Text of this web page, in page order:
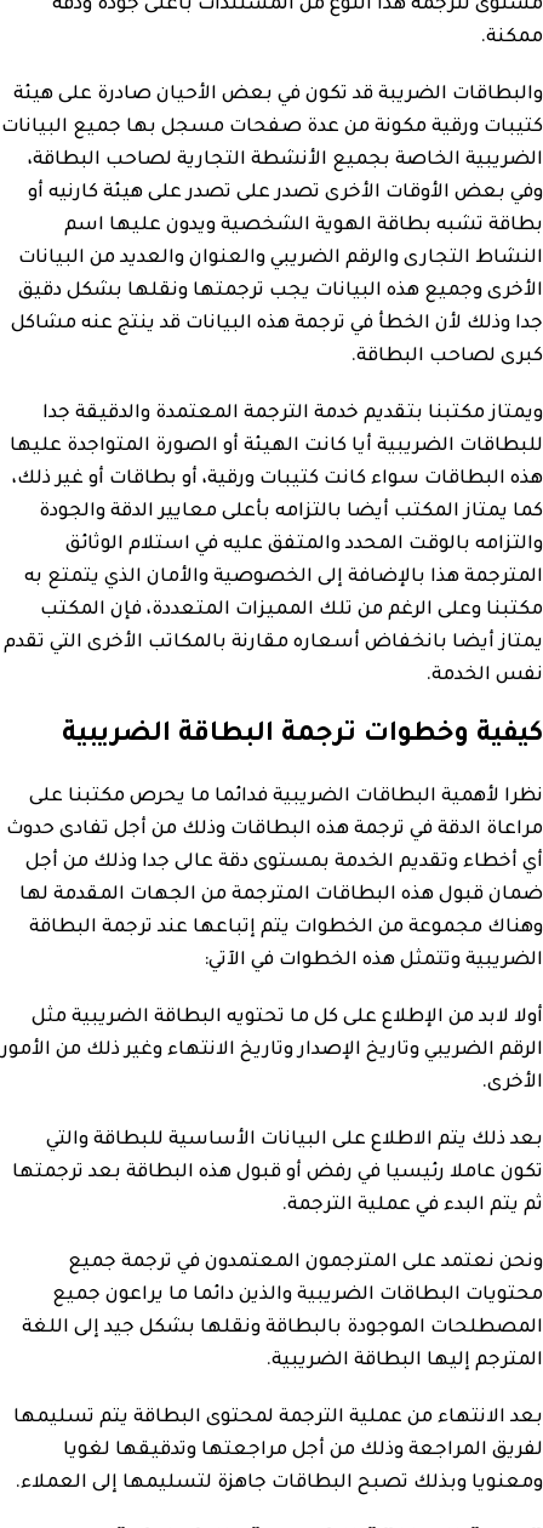
مستوى لترجمة هذا النوع من المستندات بأعلى جودة ودقة
ممكنة.
والبطاقات الضريبة قد تكون في بعض الأحيان صادرة على هيئة
كتيبات ورقية مكونة من عدة صفحات مسجل بها جميع البيانات
الضريبية الخاصة بجميع الأنشطة التجارية لصاحب البطاقة،
وفي بعض الأوقات الأخرى تصدر على تصدر على هيئة كارنيه أو
بطاقة تشبه بطاقة الهوية الشخصية ويدون عليها اسم
النشاط التجارى والرقم الضريبي والعنوان والعديد من البيانات
الأخرى وجميع هذه البيانات يجب ترجمتها ونقلها بشكل دقيق
جدا وذلك لأن الخطأ في ترجمة هذه البيانات قد ينتج عنه مشاكل
كبرى لصاحب البطاقة.
ويمتاز مكتبنا بتقديم خدمة الترجمة المعتمدة والدقيقة جدا
للبطاقات الضريبية أيا كانت الهيئة أو الصورة المتواجدة عليها
هذه البطاقات سواء كانت كتيبات ورقية، أو بطاقات أو غير ذلك،
كما يمتاز المكتب أيضا بالتزامه بأعلى معايير الدقة والجودة
والتزامه بالوقت المحدد والمتفق عليه في استلام الوثائق
المترجمة هذا بالإضافة إلى الخصوصية والأمان الذي يتمتع به
مكتبنا وعلى الرغم من تلك المميزات المتعددة، فإن المكتب
يمتاز أيضا بانخفاض أسعاره مقارنة بالمكاتب الأخرى التي تقدم
نفس الخدمة.
كيفية وخطوات ترجمة البطاقة الضريبية
نظرا لأهمية البطاقات الضريبية فدائما ما يحرص مكتبنا على
مراعاة الدقة في ترجمة هذه البطاقات وذلك من أجل تفادى حدوث
أي أخطاء وتقديم الخدمة بمستوى دقة عالى جدا وذلك من أجل
ضمان قبول هذه البطاقات المترجمة من الجهات المقدمة لها
وهناك مجموعة من الخطوات يتم إتباعها عند ترجمة البطاقة
الضريبية وتتمثل هذه الخطوات في الآتي:
أولا لابد من الإطلاع على كل ما تحتويه البطاقة الضريبية مثل
الرقم الضريبي وتاريخ الإصدار وتاريخ الانتهاء وغير ذلك من الأمور
الأخرى.
بعد ذلك يتم الاطلاع على البيانات الأساسية للبطاقة والتي
تكون عاملا رئيسيا في رفض أو قبول هذه البطاقة بعد ترجمتها
ثم يتم البدء في عملية الترجمة.
ونحن نعتمد على المترجمون المعتمدون في ترجمة جميع
محتويات البطاقات الضريبية والذين دائما ما يراعون جميع
المصطلحات الموجودة بالبطاقة ونقلها بشكل جيد إلى اللغة
المترجم إليها البطاقة الضريبية.
بعد الانتهاء من عملية الترجمة لمحتوى البطاقة يتم تسليمها
لفريق المراجعة وذلك من أجل مراجعتها وتدقيقها لغويا
ومعنويا وبذلك تصبح البطاقات جاهزة لتسليمها إلى العملاء.